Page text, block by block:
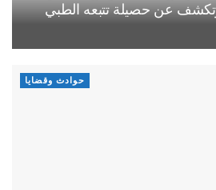
عن حصيلة تتبعه الطبي
حوادث وقضايا